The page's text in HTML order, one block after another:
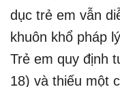
dục trẻ em vẫn
khuôn khổ pháp
Trẻ em quy định
18) và thiếu một